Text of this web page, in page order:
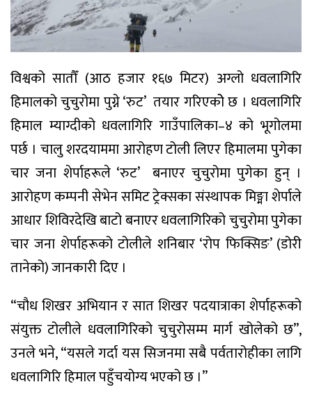
विश्वको सातौँ (आठ हजार १६७ मिटर) अग्लो धवलागिरि
हिमालको चुचुरोमा पुग्ने ‘रुट’ तयार गरिएकोे छ । धवलागिरि
हिमाल म्याग्दीको धवलागिरि गाउँपालिका–४ को भूगोलमा
पर्छ । चालु शरदयाममा आरोहण टोली लिएर हिमालमा पुगेका
चार जना शेर्पाहरूले ‘रुट’ बनाएर चुचुरोमा पुगेका हुन् ।
आरोहण कम्पनी सेभेन समिट ट्रेक्सका संस्थापक मिङ्मा शेर्पाले
आधार शिविरदेखि बाटो बनाएर धवलागिरिको चुचुरोमा पुगेका
चार जना शेर्पाहरूको टोलीले शनिबार ‘रोप फिक्सिङ’ (डोरी
तानेको) जानकारी दिए ।
“चौध शिखर अभियान र सात शिखर पदयात्राका शेर्पाहरूको
संयुक्त टोलीले धवलागिरिको चुचुरोसम्म मार्ग खोलेको छ”,
उनले भने, “यसले गर्दा यस सिजनमा सबै पर्वतारोहीका लागि
धवलागिरि हिमाल पहुँचयोग्य भएको छ ।”